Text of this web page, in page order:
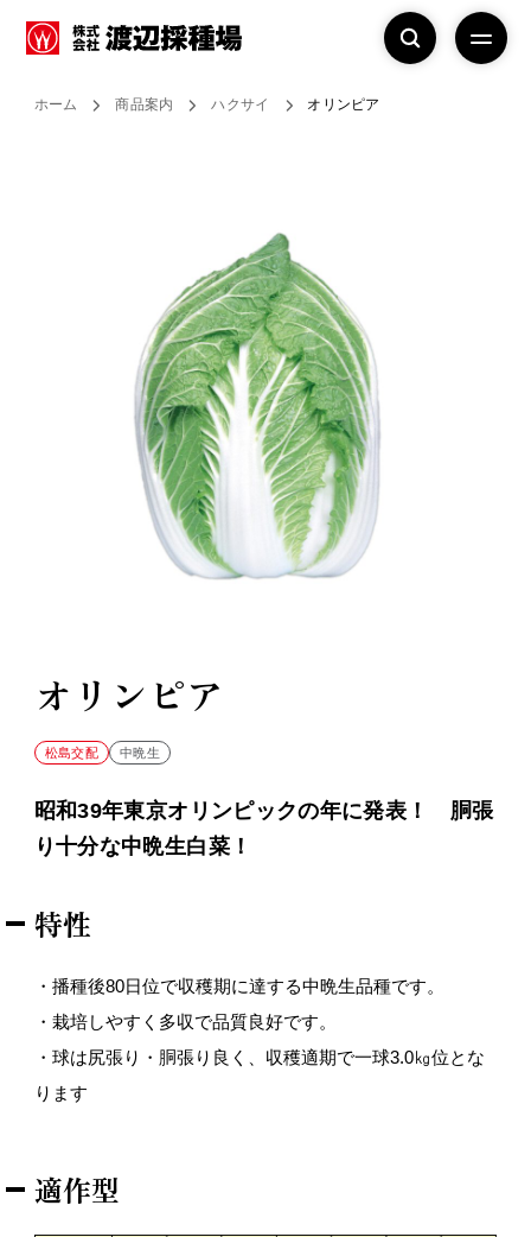
ホーム 商品案内 ハクサイ オリンピア
オリンピア
松島交配 中晩生
昭和39年東京オリンピックの年に発表！ 胴張
り十分な中晩生白菜！
特性
・播種後80日位で収穫期に達する中晩生品種です。
・栽培しやすく多収で品質良好です。
・球は尻張り・胴張り良く、収穫適期で一球3.0㎏位とな
ります
適作型